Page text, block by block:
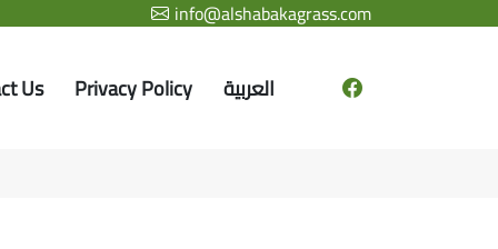
info@alshabakagrass.com
Us Privacy Policy العربية